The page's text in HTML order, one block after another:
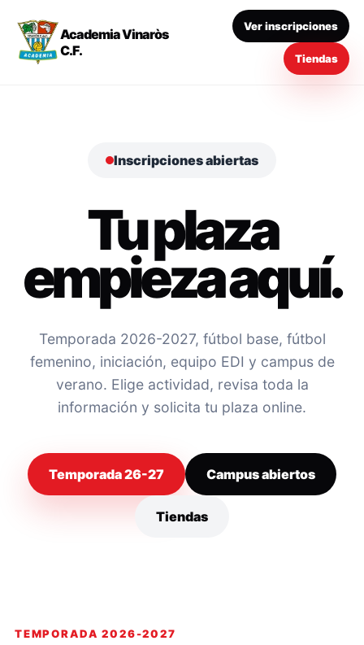
Academia Vinaròs
C.F.
Ver inscripciones
Tiendas
Inscripciones abiertas
Tu plaza
empieza aquí.
Temporada 2026-2027, fútbol base, fútbol
femenino, iniciación, equipo EDI y campus de
verano. Elige actividad, revisa toda la
información y solicita tu plaza online.
Temporada 26-27 Campus abiertos
Tiendas
TEMPORADA 2026-2027